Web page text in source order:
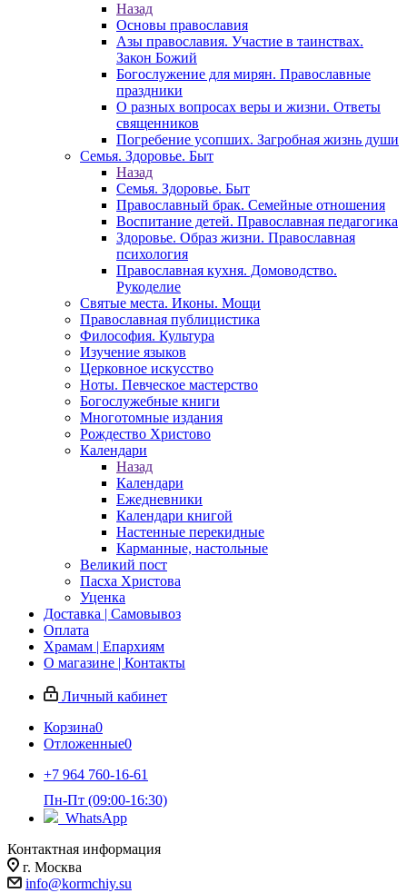
Назад
Основы православия
Азы православия. Участие в таинствах.
Закон Божий
Богослужение для мирян. Православные
праздники
О разных вопросах веры и жизни. Ответы
священников
Погребение усопших. Загробная жизнь души
Семья. Здоровье. Быт
Назад
Семья. Здоровье. Быт
Православный брак. Семейные отношения
Воспитание детей. Православная педагогика
Здоровье. Образ жизни. Православная
психология
Православная кухня. Домоводство.
Рукоделие
Святые места. Иконы. Мощи
Православная публицистика
Философия. Культура
Изучение языков
Церковное искусство
Ноты. Певческое мастерство
Богослужебные книги
Многотомные издания
Рождество Христово
Календари
Назад
Календари
Ежедневники
Календари книгой
Настенные перекидные
Карманные, настольные
Великий пост
Пасха Христова
Уценка
Доставка | Самовывоз
Оплата
Храмам | Епархиям
О магазине | Контакты
Личный кабинет
Корзина0
Отложенные0
+7 964 760-16-61
Пн-Пт (09:00-16:30)
WhatsApp
Контактная информация
г. Москва
info@kormchiy.su